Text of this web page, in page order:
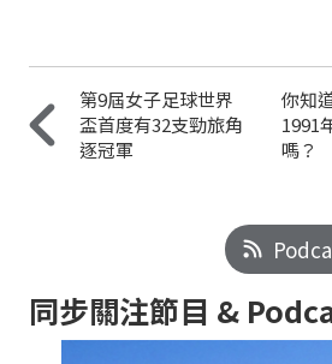
第9屆女子足球世界
盃首度有32支勁旅角
逐冠軍
你知
1991
嗎？
同步關注節目 &